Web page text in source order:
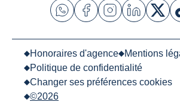
©2026
Honoraires d'agence
Mentions
Politique de confidentialité
Changer ses préférences cookies